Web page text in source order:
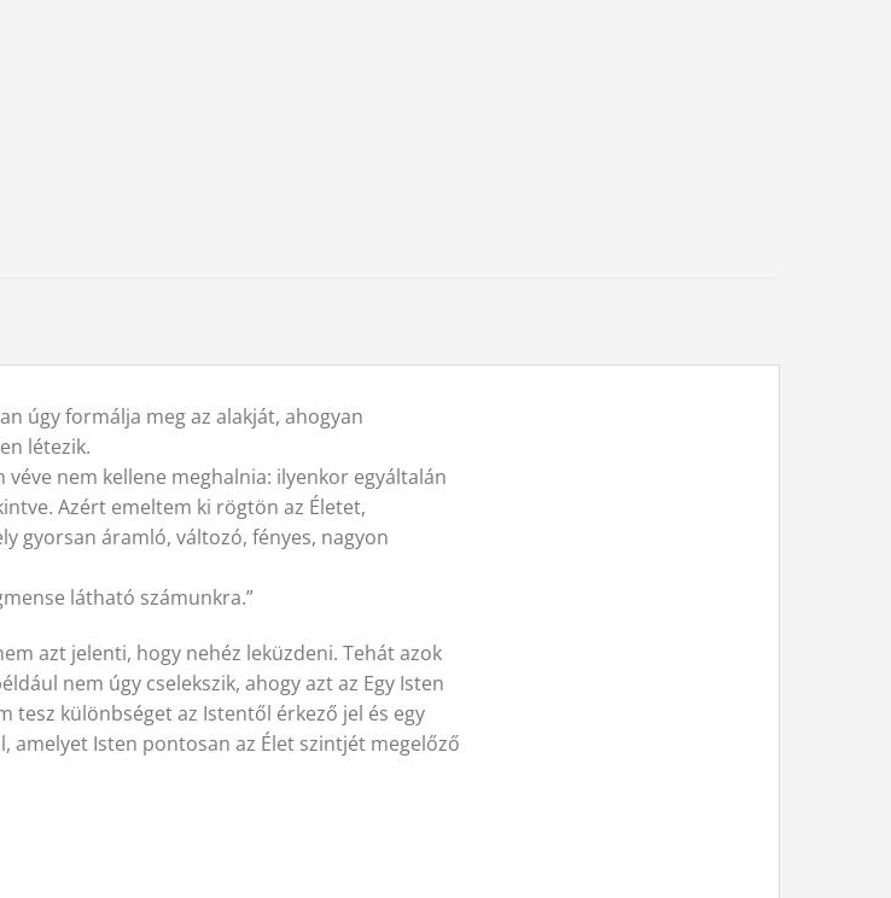
úgy formálja meg az alakját, ahogyan
létezik.
nem kellene meghalnia: ilyenkor egyáltalán
Azért emeltem ki rögtön az Életet,
gyorsan áramló, változó, fényes, nagyon
látható számunkra.”
azt jelenti, hogy nehéz leküzdeni. Tehát azok
nem úgy cselekszik, ahogy azt az Egy Isten
tesz különbséget az Istentől érkező jel és egy
Isten pontosan az Élet szintjét megelőző